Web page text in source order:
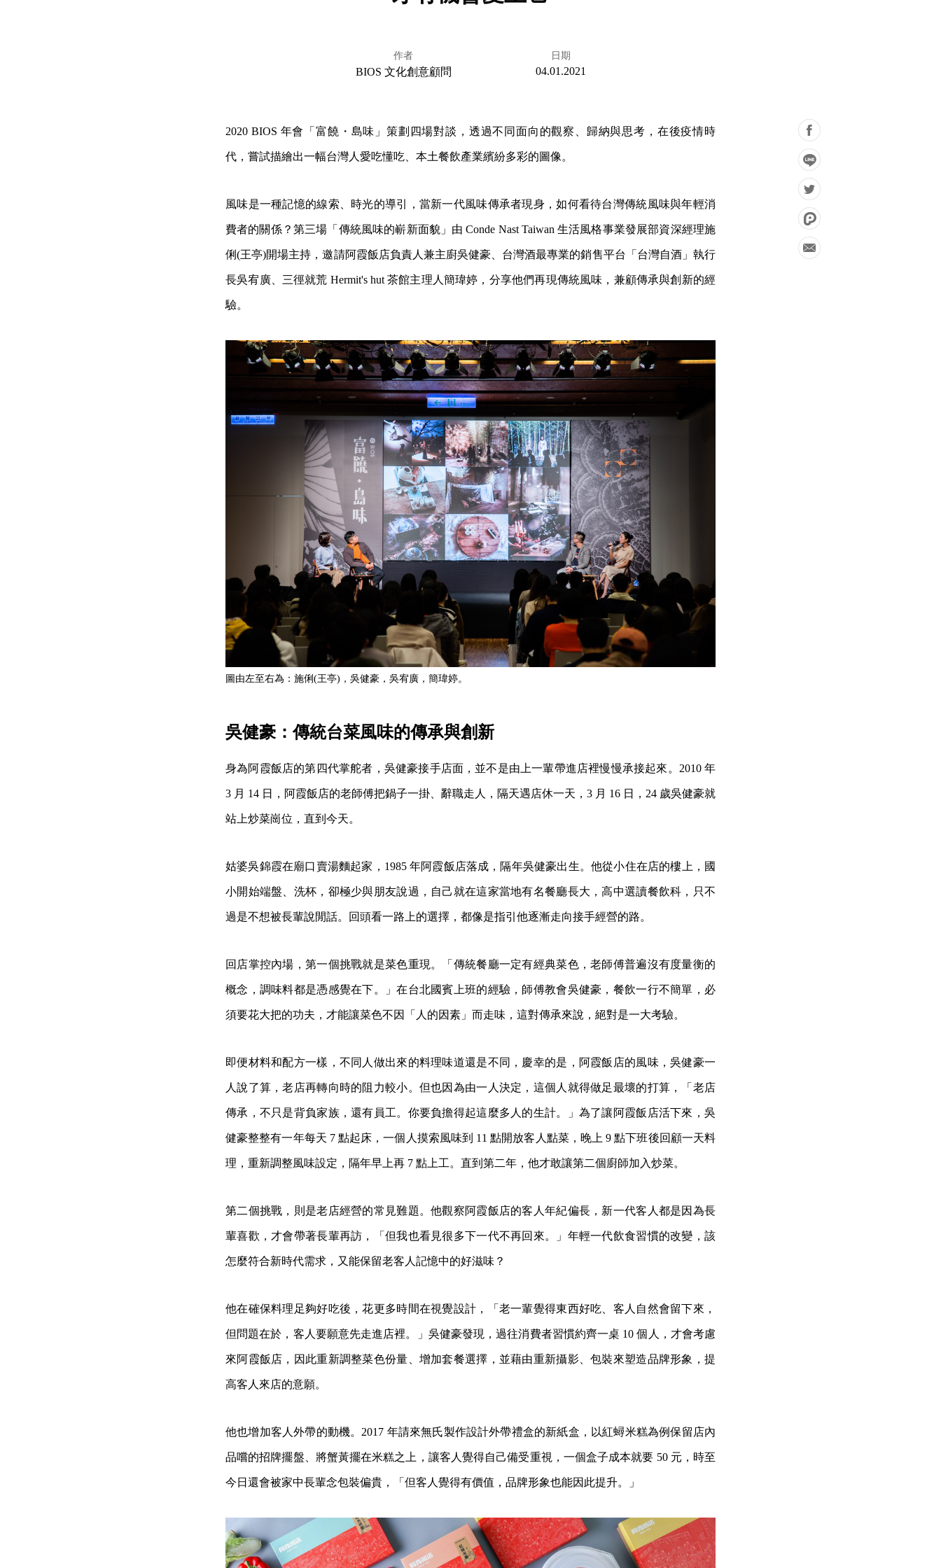
作者
BIOS 文化創意顧問
日期
04.01.2021
2020 BIOS 年會「富饒・島味」策劃四場對談，透過不同面向的觀察、歸納與思考，在後疫情時
代，嘗試描繪出一幅台灣人愛吃懂吃、本土餐飲產業繽紛多彩的圖像。
風味是一種記憶的線索、時光的導引，當新一代風味傳承者現身，如何看待台灣傳統風味與年輕消
費者的關係？第三場「傳統風味的嶄新面貌」由 Conde Nast Taiwan 生活風格事業發展部資深經理施
俐(王亭)開場主持，邀請阿霞飯店負責人兼主廚吳健豪、台灣酒最專業的銷售平台「台灣自酒」執行
長吳宥廣、三徑就荒 Hermit's hut 茶館主理人簡瑋婷，分享他們再現傳統風味，兼顧傳承與創新的經
驗。
圖由左至右為：施俐(王亭)，吳健豪，吳宥廣，簡瑋婷。
吳健豪：傳統台菜風味的傳承與創新
身為阿霞飯店的第四代掌舵者，吳健豪接手店面，並不是由上一輩帶進店裡慢慢承接起來。2010 年
3 月 14 日，阿霞飯店的老師傅把鍋子一掛、辭職走人，隔天遇店休一天，3 月 16 日，24 歲吳健豪就
站上炒菜崗位，直到今天。
姑婆吳錦霞在廟口賣湯麵起家，1985 年阿霞飯店落成，隔年吳健豪出生。他從小住在店的樓上，國
小開始端盤、洗杯，卻極少與朋友說過，自己就在這家當地有名餐廳長大，高中選讀餐飲科，只不
過是不想被長輩說閒話。回頭看一路上的選擇，都像是指引他逐漸走向接手經營的路。
回店掌控內場，第一個挑戰就是菜色重現。「傳統餐廳一定有經典菜色，老師傅普遍沒有度量衡的
概念，調味料都是憑感覺在下。」在台北國賓上班的經驗，師傅教會吳健豪，餐飲一行不簡單，必
須要花大把的功夫，才能讓菜色不因「人的因素」而走味，這對傳承來說，絕對是一大考驗。
即便材料和配方一樣，不同人做出來的料理味道還是不同，慶幸的是，阿霞飯店的風味，吳健豪一
人說了算，老店再轉向時的阻力較小。但也因為由一人決定，這個人就得做足最壞的打算，「老店
傳承，不只是背負家族，還有員工。你要負擔得起這麼多人的生計。」為了讓阿霞飯店活下來，吳
健豪整整有一年每天 7 點起床，一個人摸索風味到 11 點開放客人點菜，晚上 9 點下班後回顧一天料
理，重新調整風味設定，隔年早上再 7 點上工。直到第二年，他才敢讓第二個廚師加入炒菜。
第二個挑戰，則是老店經營的常見難題。他觀察阿霞飯店的客人年紀偏長，新一代客人都是因為長
輩喜歡，才會帶著長輩再訪，「但我也看見很多下一代不再回來。」年輕一代飲食習慣的改變，該
怎麼符合新時代需求，又能保留老客人記憶中的好滋味？
他在確保料理足夠好吃後，花更多時間在視覺設計，「老一輩覺得東西好吃、客人自然會留下來，
但問題在於，客人要願意先走進店裡。」吳健豪發現，過往消費者習慣約齊一桌 10 個人，才會考慮
來阿霞飯店，因此重新調整菜色份量、增加套餐選擇，並藉由重新攝影、包裝來塑造品牌形象，提
高客人來店的意願。
他也增加客人外帶的動機。2017 年請來無氏製作設計外帶禮盒的新紙盒，以紅蟳米糕為例保留店內
品嚐的招牌擺盤、將蟹黃擺在米糕之上，讓客人覺得自己備受重視，一個盒子成本就要 50 元，時至
今日還會被家中長輩念包裝偏貴，「但客人覺得有價值，品牌形象也能因此提升。」